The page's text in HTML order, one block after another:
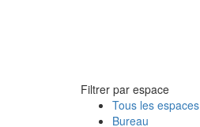
Filtrer par espace
Tous les espaces
Bureau